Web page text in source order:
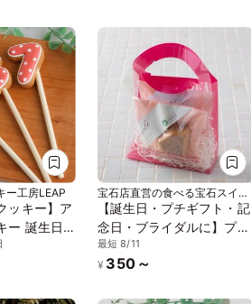
ー工房LEAP
ッキー】ア
日
数字 デコ
キ オリジ
宝石店直営の食べる宝石スイー
ツ店ビジュエルパフェ
【誕生日・プチギフト・記
念日・ブライダルに】プレ
スパフェサンド2個入り
最短 8/11
¥ 350～